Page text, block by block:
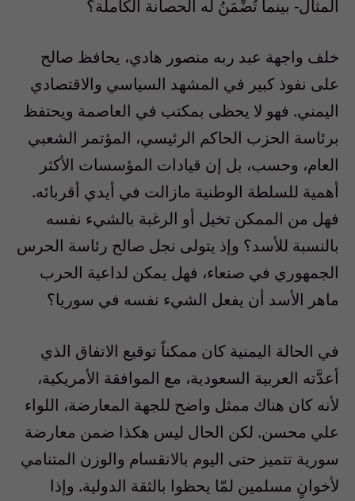
المثال- بينما تُضْمَنُ له الحصانة الكاملة؟
خلف واجهة عبد ربه منصور هادي، يحافظ صالح
على نفوذ كبير في المشهد السياسي والاقتصادي
اليمني. فهو لا يحظى بمكتب في العاصمة ويحتفظ
برئاسة الحزب الحاكم الرئيسي، المؤتمر الشعبي
العام، وحسب، بل إن قيادات المؤسسات الأكثر
أهمية للسلطة الوطنية مازالت في أيدي أقربائه.
فهل من الممكن تخيل أو الرغبة بالشيء نفسه
بالنسبة للأسد؟ وإذ يتولى نجل صالح رئاسة الحرس
الجمهوري في صنعاء، فهل يمكن لداعية الحرب
ماهر الأسد أن يفعل الشيء نفسه في سوريا؟
في الحالة اليمنية كان ممكناً توقيع الاتفاق الذي
أعدَّته العربية السعودية، مع الموافقة الأمريكية،
لأنه كان هناك ممثل واضح للجهة المعارضة، اللواء
علي محسن. لكن الحال ليس هكذا ضمن معارضة
سورية تتميز حتى اليوم بالانقسام والوزن المتنامي
لأخوانٍ مسلمين لمّا يحظوا بالثقة الدولية. وإذا